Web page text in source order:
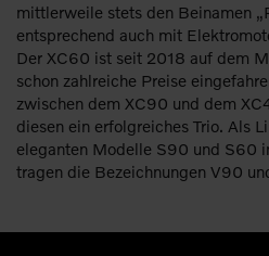
mittlerweile stets den Beinamen
entsprechend auch mit
Der XC60 ist seit 2018 auf dem
schon zahlreiche Preise
zwischen dem XC90 und dem
diesen ein erfolgreiches Trio. Als
eleganten Modelle S90 und S60
tragen die Bezeichnungen V90